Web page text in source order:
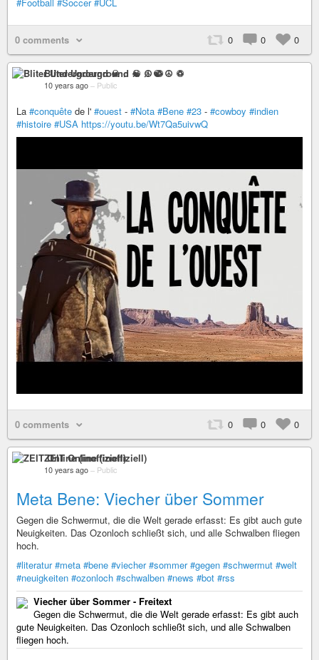
0 comments 0 0 0
Bliter Underground ☠ ♫ ☯ ☮ ♽
10 years ago – Public
La #conquête de l' #ouest - #Nota #Bene #23 - #cowboy #indien
#histoire #USA https://youtu.be/Wt7Qa5uivwQ
0 comments 0 0 0
ZEIT Online (inoffiziell)
10 years ago – Public
Meta Bene: Viecher über Sommer
Gegen die Schwermut, die die Welt gerade erfasst: Es gibt auch gute
Neuigkeiten. Das Ozonloch schließt sich, und alle Schwalben fliegen
hoch.
#literatur #meta #bene #viecher #sommer #gegen #schwermut #welt
#neuigkeiten #ozonloch #schwalben #news #bot #rss
Viecher über Sommer - Freitext
Gegen die Schwermut, die die Welt gerade erfasst: Es gibt auch
gute Neuigkeiten. Das Ozonloch schließt sich, und alle Schwalben
fliegen hoch.